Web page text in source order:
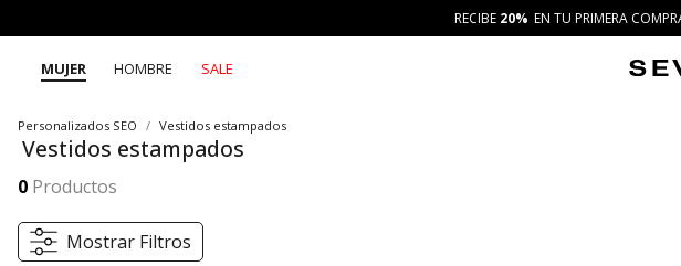
RECIBE 20% EN TU PRIMERA
MUJER HOMBRE SALE
Personalizados SEO Vestidos estampados
Vestidos estampados
0 Productos
Mostrar Filtros